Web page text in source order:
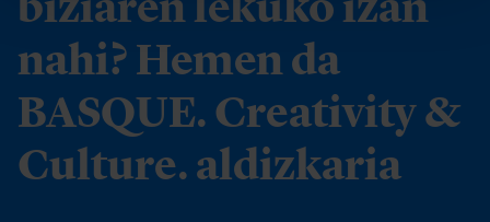
nahi? Hemen da
BASQUE. Creativity &
Culture. aldizkaria